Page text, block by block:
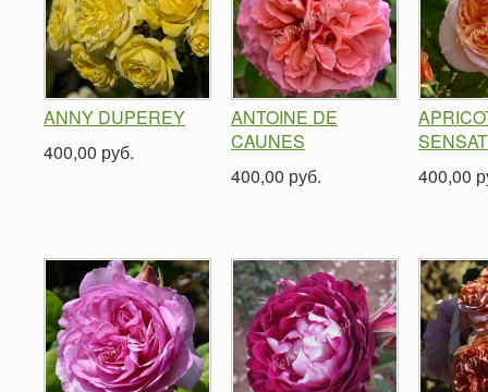
ANNY DUPEREY
400,00 руб.
ANTOINE DE
CAUNES
400,00 руб.
400,00